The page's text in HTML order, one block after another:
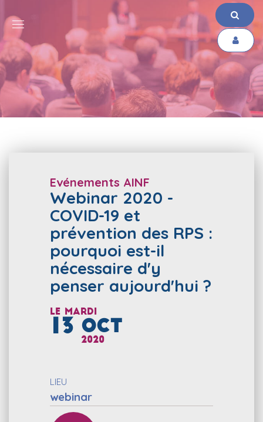
Evénements AINF
Webinar 2020 -
COVID-19 et
prévention des RPS :
pourquoi est-il
nécessaire d'y
penser aujourd'hui ?
Le mardi
13 OCT
2020
LIEU
webinar